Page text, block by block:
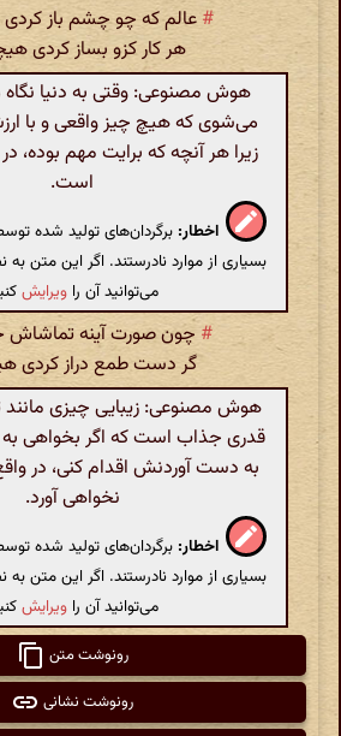
# عالم که چو چشم باز
هر کار کزو بساز کردی
هوش مصنوعی: وقتی به دنیا
می‌شوی که هیچ چیز واقعی و با
زیرا هر آنچه که برایت مهم بوده،
است.
اخطار: برگردان‌های تولید شده
بسیاری از موارد نادرستند. اگر این متن
می‌توانید آن را ویرایش
# چون صورت آینه
گر دست طمع دراز کردی
هوش مصنوعی: زیبایی چیزی مانند
قدری جذاب است که اگر بخواهی
به دست آوردنش اقدام کنی، در
نخواهی آورد.
اخطار: برگردان‌های تولید شده
بسیاری از موارد نادرستند. اگر این متن
می‌توانید آن را ویرایش
رونوشت متن
رونوشت نشانی